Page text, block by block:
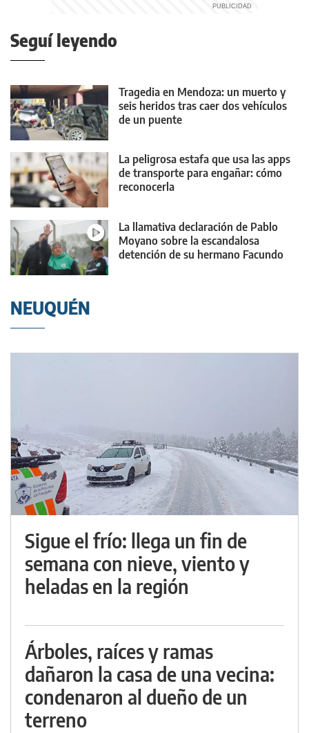
Seguí leyendo
Tragedia en Mendoza: un muerto y
seis heridos tras caer dos vehículos
de un puente
La peligrosa estafa que usa las apps
de transporte para engañar: cómo
reconocerla
La llamativa declaración de Pablo
Moyano sobre la escandalosa
detención de su hermano Facundo
NEUQUÉN
Sigue el frío: llega un fin de
semana con nieve, viento y
heladas en la región
Árboles, raíces y ramas
dañaron la casa de una vecina:
condenaron al dueño de un
terreno